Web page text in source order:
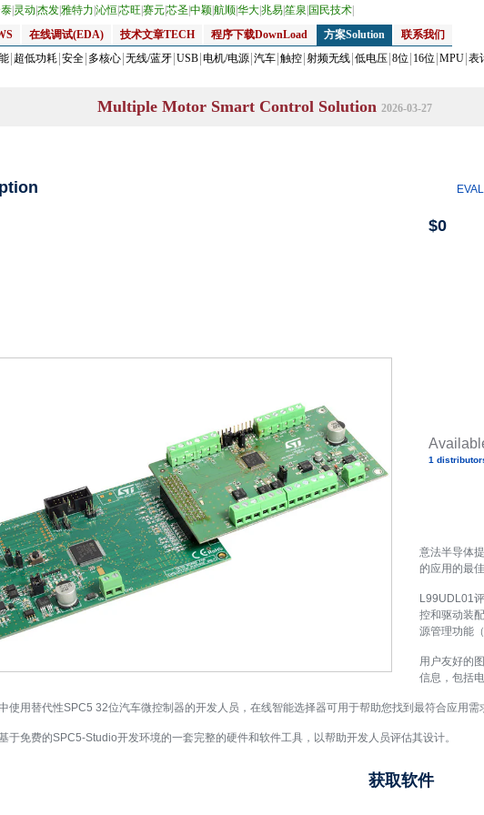
灵动 杰发雅特力 沁恒芯旺 赛元芯圣 中颖航顺华大兆易笙泉 国民技术
在线调试(EDA) 技术文章TECH 程序下载DownLoad 方案Solution
联系我们
超低功耗 安全 多核心 无线/蓝牙 USB 电机/电源 汽车 触控 射频无线 低电压 8位 16位 MPU 表
Multiple Motor Smart Control Solution 2026-03-27
$0
1
意法半导体
的应用的最佳
L99UDL01
控和驱动装
源管理功能
用户友好的
信息，包括
使用替代性SPC5 32位汽车微控制器的开发人员，在线智能选择器可用于帮助您找到最符合应用需
于免费的SPC5-Studio开发环境的一套完整的硬件和软件工具，以帮助开发人员评估其设计。
获取软件